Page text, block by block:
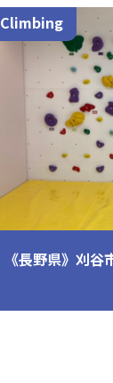
Climbing
《長野県》刈